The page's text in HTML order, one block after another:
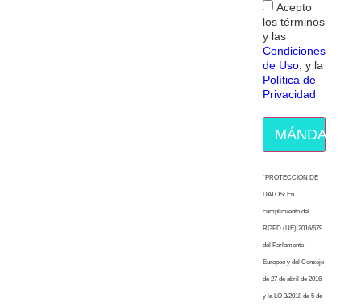
Acepto
los términos
y las
Condiciones
de Uso, y la
Política de
Privacidad
MÁNDAME
“PROTECCION DE
DATOS: En
cumplimiento del
RGPD (UE) 2016/679
del Parlamento
Europeo y del Consejo
de 27 de abril de 2016
y la LO 3/2018 de 5 de